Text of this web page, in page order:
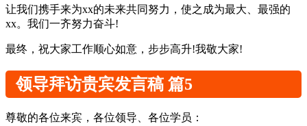
让我们携手来为xx的未来共同努力，使之成为最大、最强的
xx。我们一齐努力奋斗!
最终，祝大家工作顺心如意，步步高升!我敬大家!
领导拜访贵宾发言稿 篇5
尊敬的各位来宾，各位领导、各位学员：